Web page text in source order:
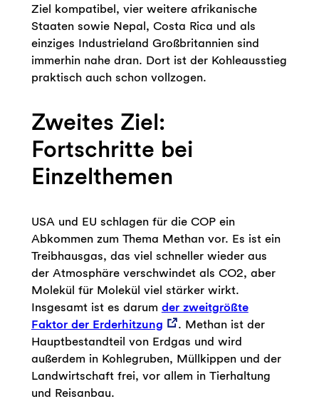
Ziel kompatibel, vier weitere afrikanische
Staaten sowie Nepal, Costa Rica und als
einziges Industrieland Großbritannien sind
immerhin nahe dran. Dort ist der Kohleausstieg
praktisch auch schon vollzogen.
Zweites Ziel:
Fortschritte bei
Einzelthemen
USA und EU schlagen für die COP ein
Abkommen zum Thema Methan vor. Es ist ein
Treibhausgas, das viel schneller wieder aus
der Atmosphäre verschwindet als CO2, aber
Molekül für Molekül viel stärker wirkt.
Insgesamt ist es darum der zweitgrößte
Faktor der Erderhitzung
. Methan ist der
Hauptbestandteil von Erdgas und wird
außerdem in Kohlegruben, Müllkippen und der
Landwirtschaft frei, vor allem in Tierhaltung
und Reisanbau.